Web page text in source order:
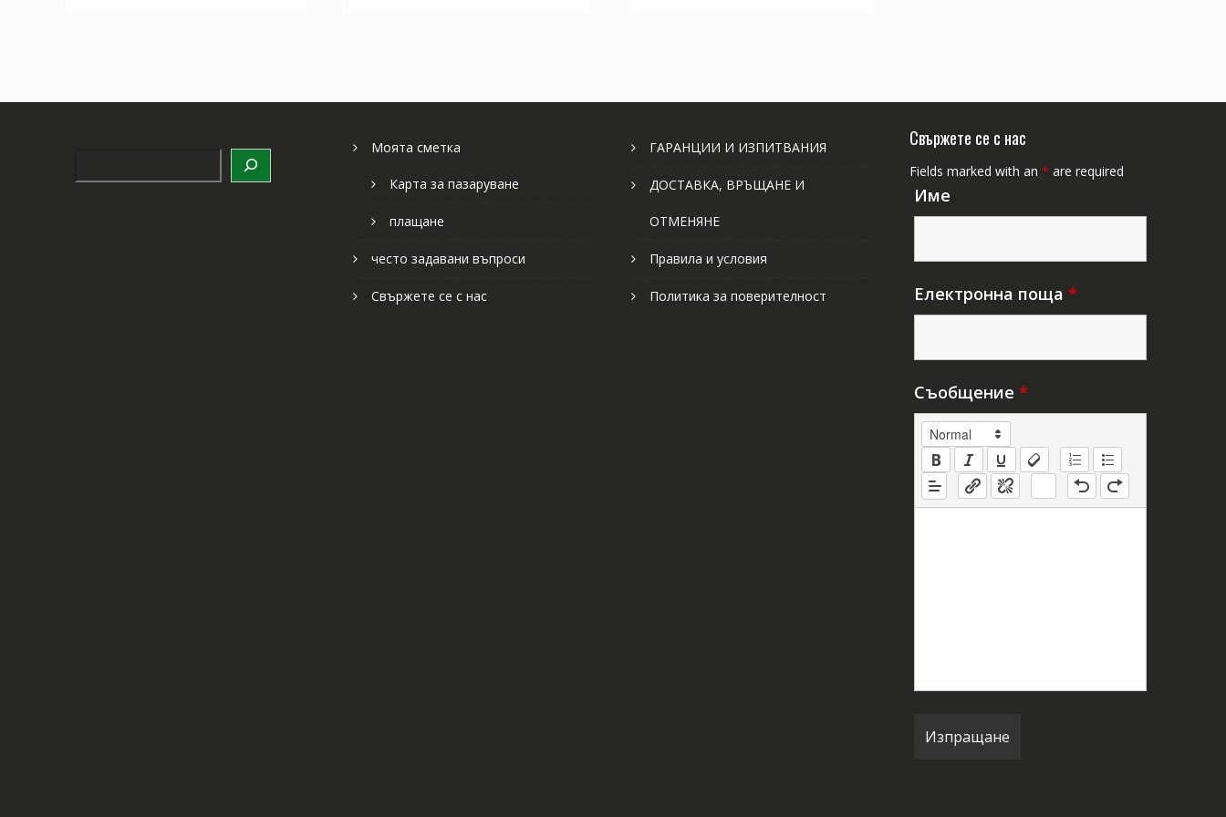
Моята сметка
Карта за пазаруване
плащане
често задавани въпроси
Свържете се с нас
ГАРАНЦИИ И ИЗПИТВАНИЯ
ДОСТАВКА, ВРЪЩАНЕ И
ОТМЕНЯНЕ
Правила и условия
Политика за поверителност
Свържете се с нас
Fields marked with an * are required
Име
Електронна поща *
Съобщение *